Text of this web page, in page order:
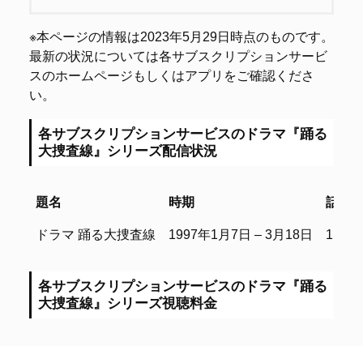
※本ページの情報は2023年5月29日時点のものです。
最新の状況については各サブスクリプションサービ
スのホームページもしくはアプリをご確認くださ
い。
各サブスクリプションサービスのドラマ『踊る
大捜査線』シリーズ配信状況
題名 時期
話数
題名
時期 話数
ドラマ 踊る大捜査線 1997年1月7日 – 3月18日 11話
各サブスクリプションサービスのドラマ『踊る
大捜査線』シリーズ視聴料金